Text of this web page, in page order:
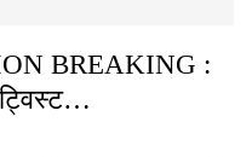
BREAKING :